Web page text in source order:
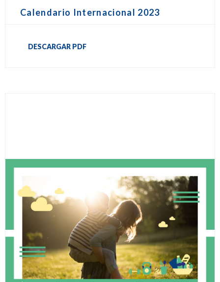
Calendario Internacional 2023
DESCARGAR PDF